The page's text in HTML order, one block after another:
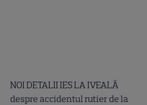
NOI DETALII IES LA IVEALĂ
despre accidentul rutier de la